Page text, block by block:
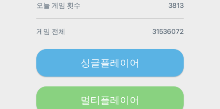
오늘 게임 횟수 3813
게임 전체 31536072
싱글플레이어
멀티플레이어